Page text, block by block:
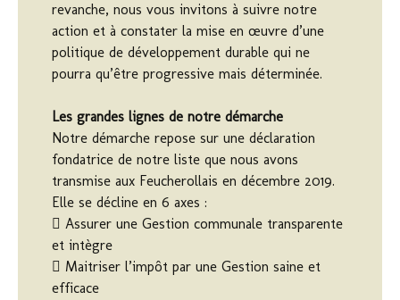
revanche, nous vous invitons à suivre notre
action et à constater la mise en œuvre d’une
politique de développement durable qui ne
pourra qu’être progressive mais déterminée.
Les grandes lignes de notre démarche
Notre démarche repose sur une déclaration
fondatrice de notre liste que nous avons
transmise aux Feucherollais en décembre 2019.
Elle se décline en 6 axes :
 Assurer une Gestion communale transparente
et intègre
 Maitriser l’impôt par une Gestion saine et
efficace